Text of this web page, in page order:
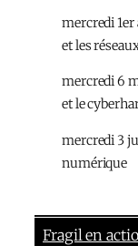
mercredi 1er
et les
mercredi 6
et le
mercredi 3
numérique
Fragil en